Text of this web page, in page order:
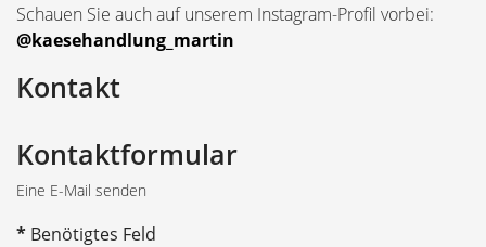
Schauen Sie auch auf unserem Instagram-Profil vorbei:
@kaesehandlung_martin
Kontakt
Kontaktformular
Eine E-Mail senden
* Benötigtes Feld